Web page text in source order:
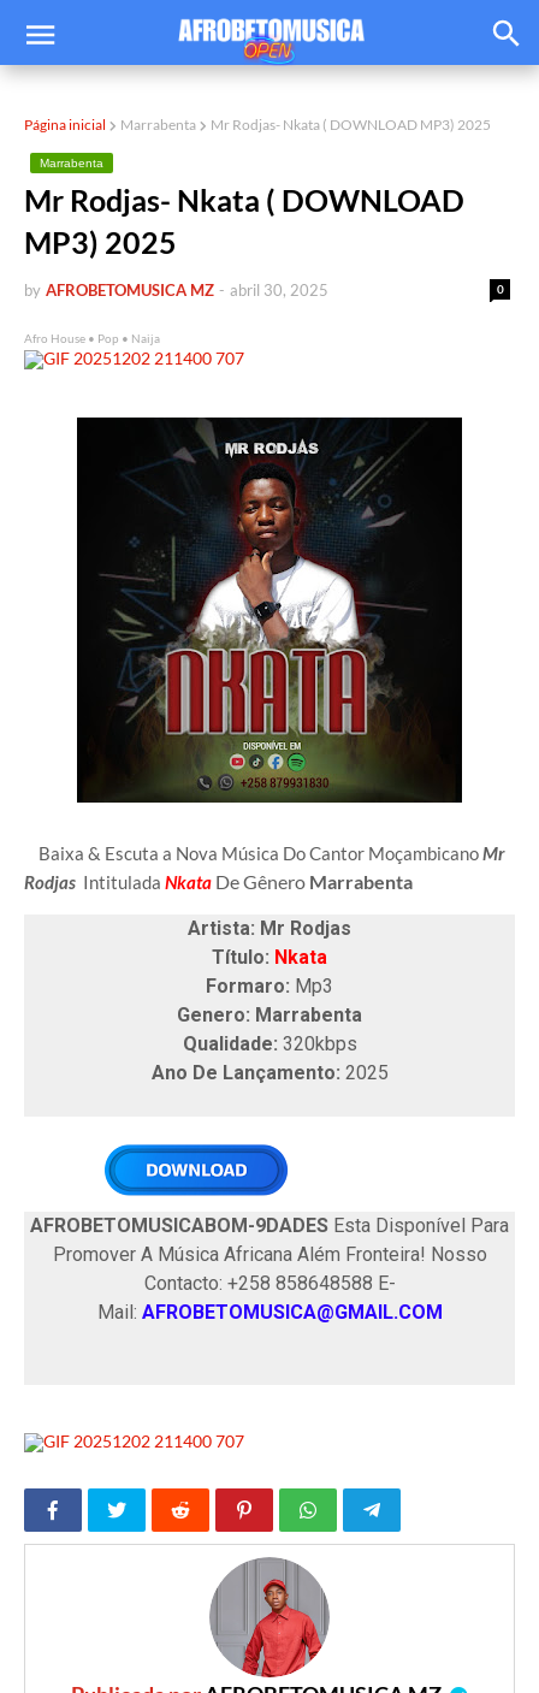
Página inicial Marrabenta Mr Rodjas- Nkata ( DOWNLOAD MP3) 2025
Marrabenta
Mr Rodjas- Nkata ( DOWNLOAD
MP3) 2025
by AFROBETOMUSICA MZ 0
- abril 30, 2025
Afro House • Pop • Naija
Baixa & Escuta a Nova Música Do Cantor MoçambicanoMr
Rodjas Intitulada Nkata De Gênero Marrabenta
Artista: Mr Rodjas
Título: Nkata
Formaro: Mp3
Genero: Marrabenta
Qualidade: 320kbps
Ano De Lançamento: 2025
AFROBETOMUSICABOM-9DADES Esta Disponível Para
Promover A Música Africana Além Fronteira! Nosso
Contacto: +258 858648588 E-
Mail: AFROBETOMUSICA@GMAIL.COM